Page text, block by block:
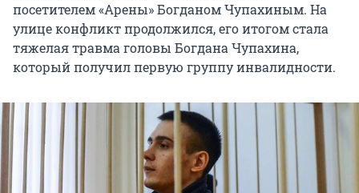
посетителем «Арены» Богданом Чупахиным. На
улице конфликт продолжился, его итогом стала
тяжелая травма головы Богдана Чупахина,
который получил первую группу инвалидности.